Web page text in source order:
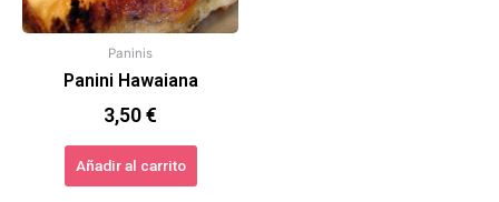
Paninis
Panini Hawaiana
3,50€
Añadir al carrito